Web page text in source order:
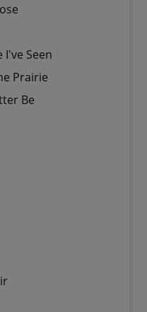
I've Seen
Prairie
Be